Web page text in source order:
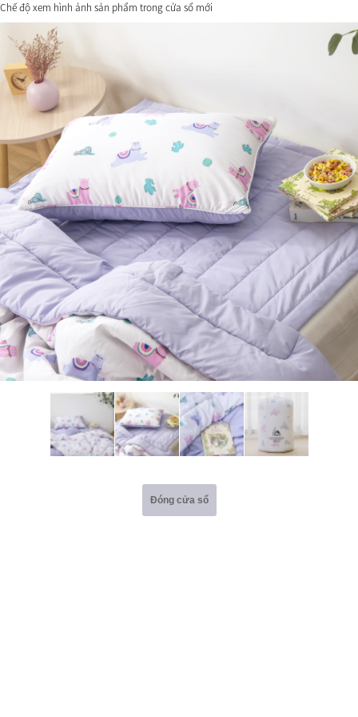
Chế độ xem hình ảnh sản phẩm trong cửa sổ mới
Đóng cửa sổ